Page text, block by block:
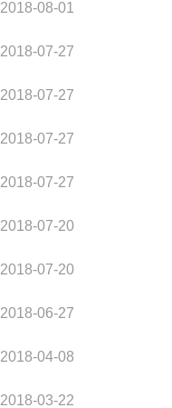
2018-08-01
2018-07-27
2018-07-27
2018-07-27
2018-07-27
2018-07-20
2018-07-20
2018-06-27
2018-04-08
2018-03-22